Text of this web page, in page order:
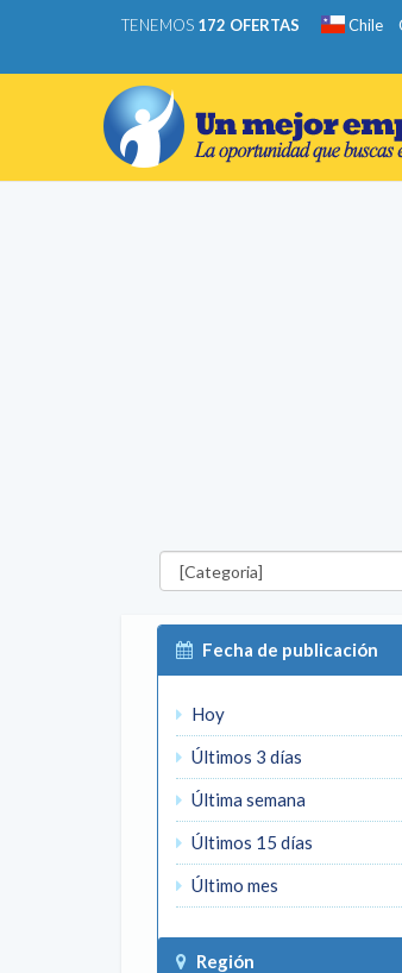
TENEMOS 172 OFERTAS Chile
Categorías
Fecha de publicación
Hoy
Últimos 3 días
Última semana
Últimos 15 días
Último mes
Región